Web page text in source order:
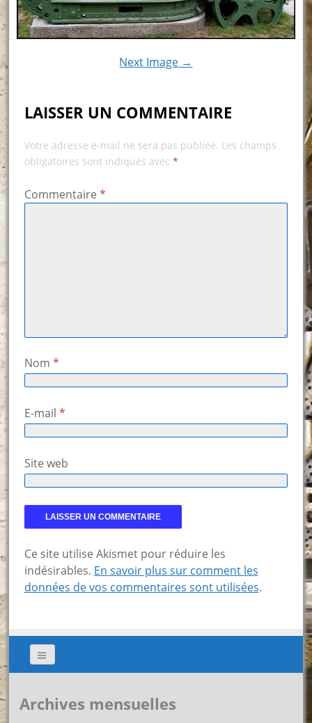
Next Image →
LAISSER UN COMMENTAIRE
Votre adresse e-mail ne sera pas publiée. Les champs
obligatoires sont indiqués avec *
Commentaire *
Nom *
E-mail *
Site web
Ce site utilise Akismet pour réduire les
indésirables. En savoir plus sur comment les
données de vos commentaires sont utilisées.
Archives mensuelles